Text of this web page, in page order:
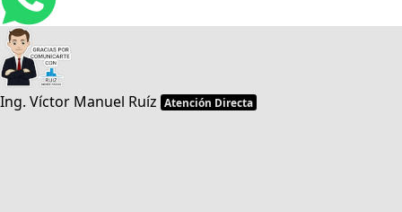
Ing. Víctor Manuel Ruíz Atención Directa